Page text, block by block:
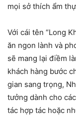
mọi sở thích ẩm
Với cái tên “Long
ăn ngon lành và
sẽ mang lại điềm
khách hàng bước
gian sang trọng,
tưởng dành cho
tác hợp tác hoặc